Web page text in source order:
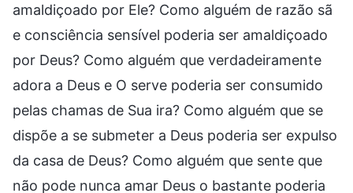
amaldiçoado por Ele? Como alguém de razão sã
e consciência sensível poderia ser amaldiçoado
por Deus? Como alguém que verdadeiramente
adora a Deus e O serve poderia ser consumido
pelas chamas de Sua ira? Como alguém que se
dispõe a se submeter a Deus poderia ser expulso
da casa de Deus? Como alguém que sente que
não pode nunca amar Deus o bastante poderia